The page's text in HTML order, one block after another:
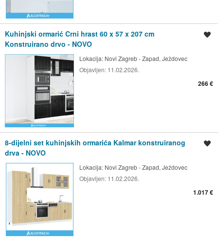
Kuhinjski ormarić Crni hrast 60 x 57 x 207 cm
Konstruirano drvo - NOVO
Lokacija: Novi Zagreb - Zapad, Ježdovec
Objavljen: 11.02.2026.
266 €
8-dijelni set kuhinjskih ormarića Kalmar konstruiranog
drva - NOVO
Lokacija: Novi Zagreb - Zapad, Ježdovec
Objavljen: 11.02.2026.
1.017 €